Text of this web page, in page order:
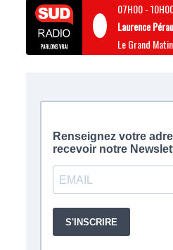
07H00-
Laurence
Le Grand